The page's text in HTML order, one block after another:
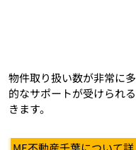
物件取り扱い数が非常に
的なサポートが受けられ
きます。